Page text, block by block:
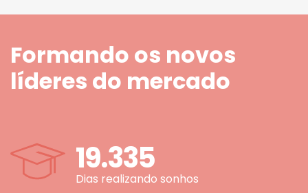
Formando os novos
líderes do mercado
19.335
Dias realizando sonhos